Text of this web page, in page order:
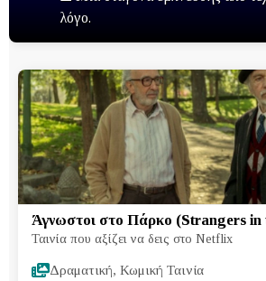
λόγο.
Άγνωστοι στο Πάρκο (Strangers in
Ταινία που αξίζει να δεις στο Netflix
Δραματική, Κωμική Ταινία